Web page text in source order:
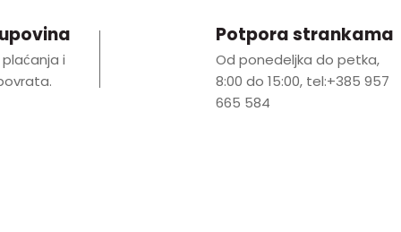
i
Potpora strankama
Od ponedeljka do petka,
8:00 do 15:00, tel:+385 957
665 584